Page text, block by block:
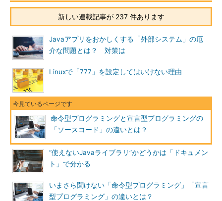
新しい連載記事が 237 件あります
Javaアプリをおかしくする「外部システム」の厄
介な問題とは？ 対策は
Linuxで「777」を設定してはいけない理由
命令型プログラミングと宣言型プログラミングの
「ソースコード」の違いとは？
“使えないJavaライブラリ”かどうかは「ドキュメン
ト」で分かる
いまさら聞けない「命令型プログラミング」「宣言
型プログラミング」の違いとは？